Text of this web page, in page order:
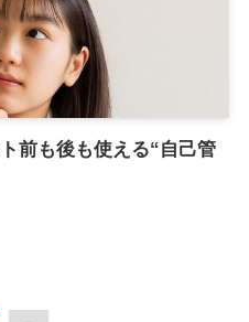
前も後も使える“自己管